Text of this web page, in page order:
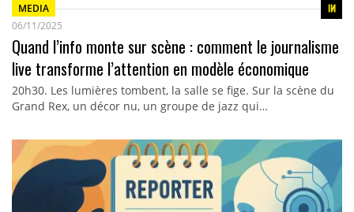
MEDIA
06/11/2025
Quand l’info monte sur scène : comment le journalisme
live transforme l’attention en modèle économique
20h30. Les lumières tombent, la salle se fige. Sur la scène du
Grand Rex, un décor nu, un groupe de jazz qui…